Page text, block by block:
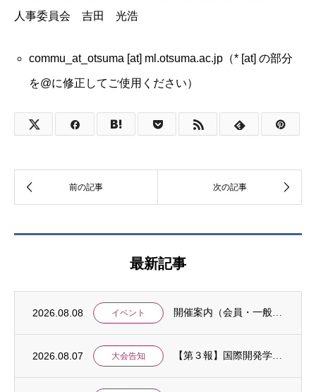
人事委員会 吉田 光浩
commu_at_otsuma [at] ml.otsuma.ac.jp（* [at] の部分
を@に修正してご使用ください）
最新記事
2026.08.08 イベント
2026.08.07 大会告知